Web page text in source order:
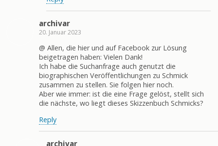
archivar
20. Januar 2023
@ Allen, die hier und auf Facebook zur Lösung
beigetragen haben: Vielen Dank!
Ich habe die Suchanfrage auch genutzt die
biographischen Veröffentlichungen zu Schmick
zusammen zu stellen. Sie folgen hier noch.
Aber wie immer: ist die eine Frage gelöst, stellt sich
die nächste, wo liegt dieses Skizzenbuch Schmicks?
Reply
archivar